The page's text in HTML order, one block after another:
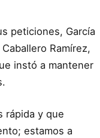
peticiones, García
Ramírez,
instó a mantener
rápida y que
estamos a